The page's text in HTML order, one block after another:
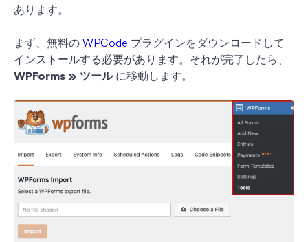
あります。
まず、無料の WPCode プラグインをダウンロードして
インストールする必要があります。それが完了したら、
WPForms » ツールに移動します。